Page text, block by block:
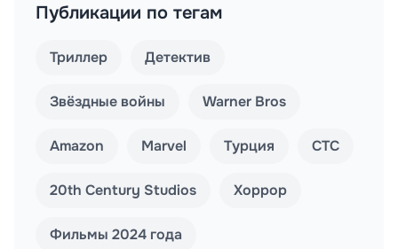
Публикации по тегам
Триллер Детектив
Звёздные войны Warner Bros
Amazon Marvel Турция СТС
20th Century Studios Хоррор
Фильмы 2024 года